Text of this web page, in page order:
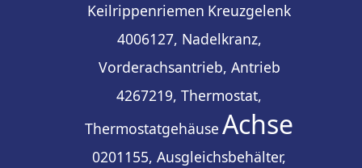
Keilrippenriemen Kreuzgelenk
4006127, Nadelkranz,
Vorderachsantrieb, Antrieb
4267219, Thermostat,
Thermostatgehäuse Achse
0201155, Ausgleichsbehälter,